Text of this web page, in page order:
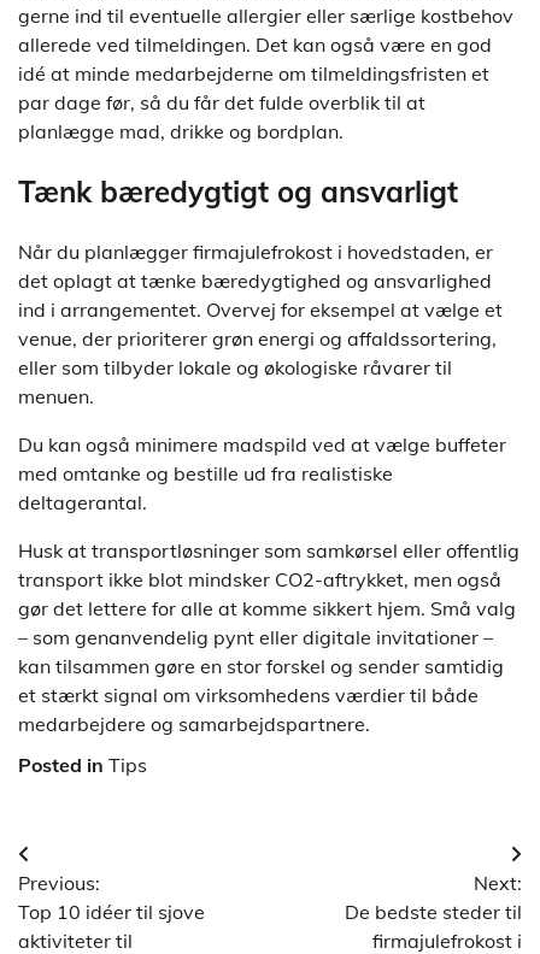
gerne ind til eventuelle allergier eller særlige kostbehov
allerede ved tilmeldingen. Det kan også være en god
idé at minde medarbejderne om tilmeldingsfristen et
par dage før, så du får det fulde overblik til at
planlægge mad, drikke og bordplan.
Tænk bæredygtigt og ansvarligt
Når du planlægger firmajulefrokost i hovedstaden, er
det oplagt at tænke bæredygtighed og ansvarlighed
ind i arrangementet. Overvej for eksempel at vælge et
venue, der prioriterer grøn energi og affaldssortering,
eller som tilbyder lokale og økologiske råvarer til
menuen.
Du kan også minimere madspild ved at vælge buffeter
med omtanke og bestille ud fra realistiske
deltagerantal.
Husk at transportløsninger som samkørsel eller offentlig
transport ikke blot mindsker CO2-aftrykket, men også
gør det lettere for alle at komme sikkert hjem. Små valg
– som genanvendelig pynt eller digitale invitationer –
kan tilsammen gøre en stor forskel og sender samtidig
et stærkt signal om virksomhedens værdier til både
medarbejdere og samarbejdspartnere.
Posted in Tips
Indlægsnavigation
Previous:
Top 10 idéer til sjove
aktiviteter til
Next:
De bedste steder til
firmajulefrokost i